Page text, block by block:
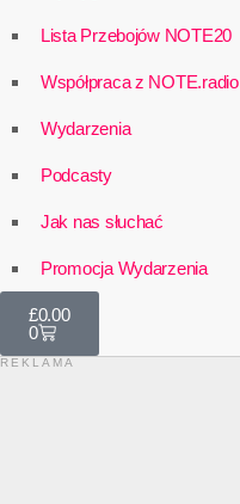
Lista Przebojów NOTE20
Współpraca z NOTE.radio
Wydarzenia
Podcasty
Jak nas słuchać
Promocja Wydarzenia
£0.00
0